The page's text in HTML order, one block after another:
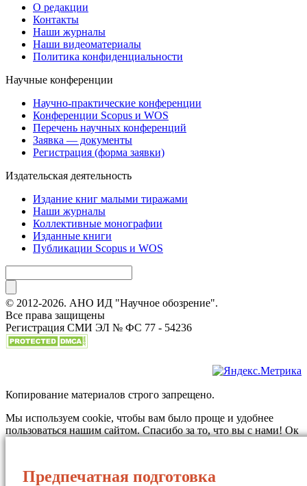
О редакции
Контакты
Наши журналы
Наши видеоматериалы
Политика конфиденциальности
Научные конференции
Научно-практические конференции
Конференции Scopus и WOS
Перечень научных конференций
Заявка — документы
Регистрация (форма заявки)
Издательская деятельность
Издание книг малыми тиражами
Наши журналы
Коллективные монографии
Изданные книги
Публикации Scopus и WOS
© 2012-2026. АНО ИД "Научное обозрение".
Все права защищены
Регистрация СМИ ЭЛ № ФС 77 - 54236
Копирование материалов строго запрещено.
Мы используем cookie, чтобы вам было проще и удобнее
пользоваться нашим сайтом. Спасибо за то, что вы с нами!Ок
Предпечатная подготовка